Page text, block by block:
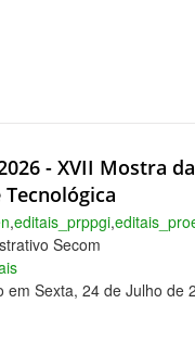
- XVII Mostra
,editais_prppgi,
Secom
em Sexta, 24 de Julho de